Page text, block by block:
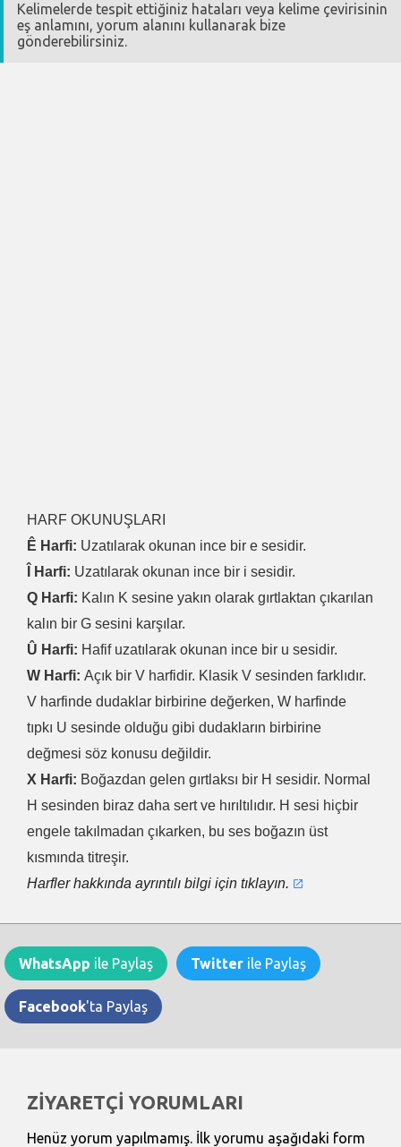
Kelimelerde tespit ettiğiniz hataları veya kelime çevirisinin
eş anlamını, yorum alanını kullanarak bize
gönderebilirsiniz.
HARF OKUNUŞLARI
Ê Harfi: Uzatılarak okunan ince bir e sesidir.
Î Harfi: Uzatılarak okunan ince bir i sesidir.
Q Harfi: Kalın K sesine yakın olarak gırtlaktan çıkarılan
kalın bir G sesini karşılar.
Û Harfi: Hafif uzatılarak okunan ince bir u sesidir.
W Harfi: Açık bir V harfidir. Klasik V sesinden farklıdır.
V harfinde dudaklar birbirine değerken, W harfinde
tıpkı U sesinde olduğu gibi dudakların birbirine
değmesi söz konusu değildir.
X Harfi: Boğazdan gelen gırtlaksı bir H sesidir. Normal
H sesinden biraz daha sert ve hırıltılıdır. H sesi hiçbir
engele takılmadan çıkarken, bu ses boğazın üst
kısmında titreşir.
Harfler hakkında ayrıntılı bilgi için tıklayın.
WhatsApp ile Paylaş Twitter ile Paylaş
Facebook'ta Paylaş
ZİYARETÇİ YORUMLARI
Henüz yorum yapılmamış. İlk yorumu aşağıdaki form